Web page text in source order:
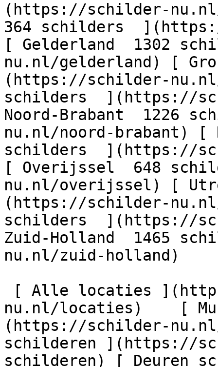
(https://schilder-
364 schilders
[ Gelderland  1302
nu.nl/gelderland) [
(https://schilder-
schilders  ](https://
Noord-Brabant  1226
nu.nl/noord-brabant) [
schilders  ](https://
[ Overijssel  648
nu.nl/overijssel) [
(https://schilder-
schilders  ](https://
Zuid-Holland  1465
nu.nl/zuid-holland)
nu.nl/locaties)    [
(https://schilder-
schilderen ](https://
schilderen) [ Deuren